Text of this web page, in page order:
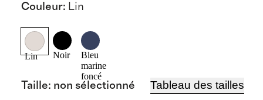
Couleur: Lin
Lin Noir
Bleu
marine
foncé
Taille: non sélectionné Tableau des tailles